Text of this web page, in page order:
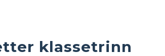
klassetrinn